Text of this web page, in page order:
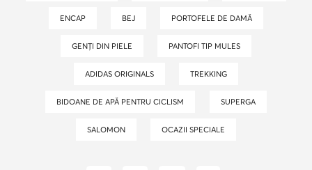
ENCAP BEJ PORTOFELE DE DAMĂ
GENȚI DIN PIELE PANTOFI TIP MULES
ADIDAS ORIGINALS TREKKING
BIDOANE DE APĂ PENTRU CICLISM SUPERGA
SALOMON OCAZII SPECIALE